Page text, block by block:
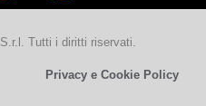
Tutti i diritti riservati.
Privacy e Cookie Policy